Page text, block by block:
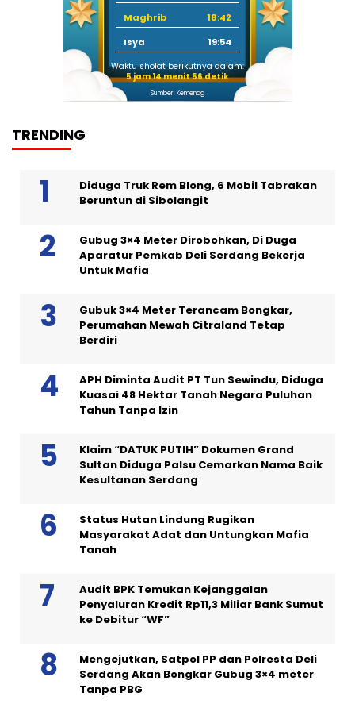
Maghrib
18:42
Isya
19:54
Waktu sholat berikutnya dalam:
5 jam 14 menit 55 detik
Sumber: Kemenag
TRENDING
Diduga Truk Rem Blong, 6 Mobil Tabrakan
Beruntun di Sibolangit
Gubug 3×4 Meter Dirobohkan, Di Duga
Aparatur Pemkab Deli Serdang Bekerja
Untuk Mafia
Gubuk 3×4 Meter Terancam Bongkar,
Perumahan Mewah Citraland Tetap
Berdiri
APH Diminta Audit PT Tun Sewindu, Diduga
Kuasai 48 Hektar Tanah Negara Puluhan
Tahun Tanpa Izin
Klaim “DATUK PUTIH” Dokumen Grand
Sultan Diduga Palsu Cemarkan Nama Baik
Kesultanan Serdang
Status Hutan Lindung Rugikan
Masyarakat Adat dan Untungkan Mafia
Tanah
Audit BPK Temukan Kejanggalan
Penyaluran Kredit Rp11,3 Miliar Bank Sumut
ke Debitur “WF”
Mengejutkan, Satpol PP dan Polresta Deli
Serdang Akan Bongkar Gubug 3×4 meter
Tanpa PBG